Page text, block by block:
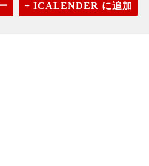
+ ICALENDER に追加